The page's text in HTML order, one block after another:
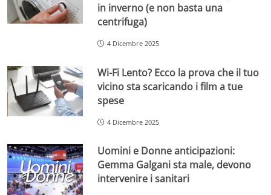
in inverno (e non basta una
centrifuga)
4 Dicembre 2025
Wi-Fi Lento? Ecco la prova che il tuo
vicino sta scaricando i film a tue
spese
4 Dicembre 2025
Uomini e Donne anticipazioni:
Gemma Galgani sta male, devono
intervenire i sanitari